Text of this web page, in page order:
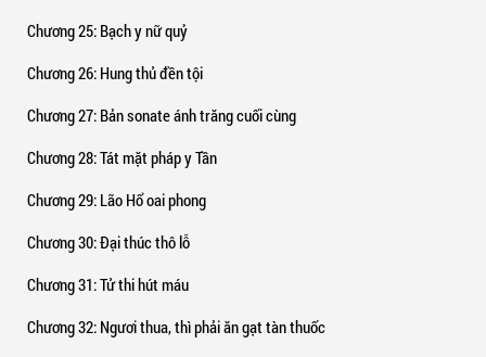
Chương 25: Bạch y nữ quỷ
Chương 26: Hung thủ đền tội
Chương 27: Bản sonate ánh trăng cuối cùng
Chương 28: Tát mặt pháp y Tần
Chương 29: Lão Hổ oai phong
Chương 30: Đại thúc thô lỗ
Chương 31: Tử thi hút máu
Chương 32: Ngươi thua, thì phải ăn gạt tàn thuốc